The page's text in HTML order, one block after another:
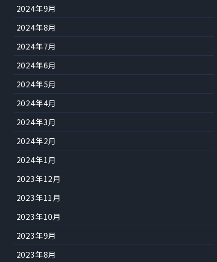
2024年9月
2024年8月
2024年7月
2024年6月
2024年5月
2024年4月
2024年3月
2024年2月
2024年1月
2023年12月
2023年11月
2023年10月
2023年9月
2023年8月